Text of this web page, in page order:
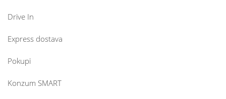
Drive In
Express dostava
Pokupi
Konzum SMART